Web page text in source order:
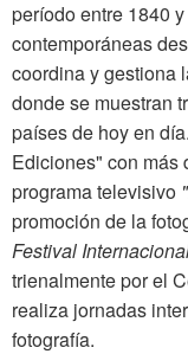
período entre 1840
contemporáneas
coordina y gestiona
donde se muestran
países de hoy en
Ediciones" con más
programa televisivo
promoción de la
Festival
trienalmente por el
realiza jornadas
fotografía.